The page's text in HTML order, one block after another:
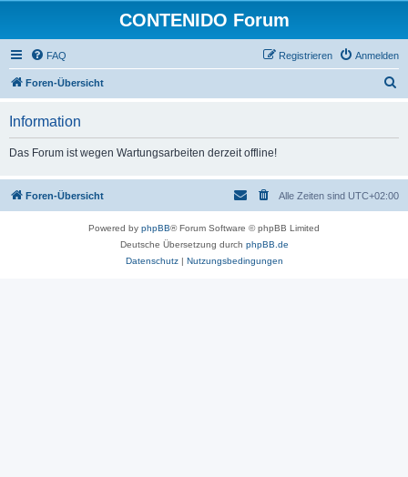
CONTENIDO Forum
FAQ Anmelden
Registrieren
Foren-Übersicht
Information
Das Forum ist wegen Wartungsarbeiten derzeit offline!
Foren-Übersicht Alle Zeiten sind UTC+02:00
Powered by phpBB® Forum Software © phpBB Limited
Deutsche Übersetzung durch phpBB.de
Datenschutz| Nutzungsbedingungen